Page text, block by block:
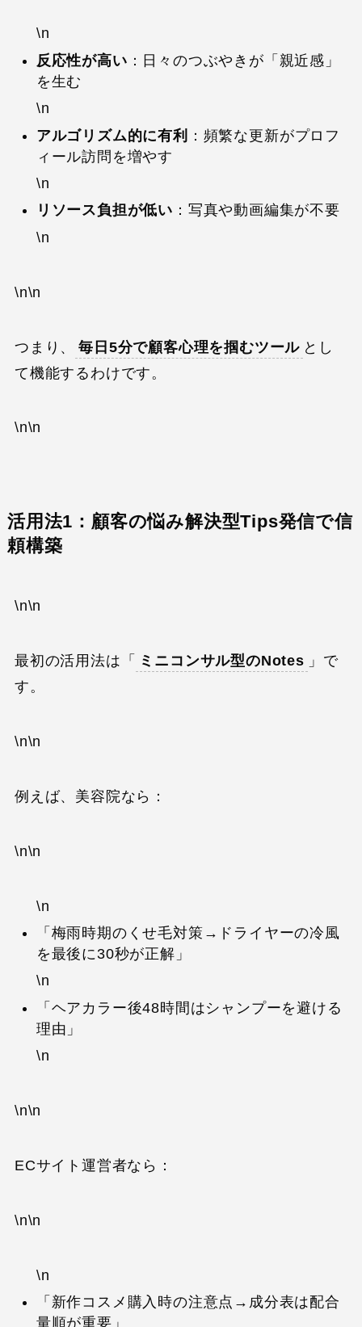
\n
反応性が高い ：日々のつぶやきが「親近感」
を生む
\n
アルゴリズム的に有利
：頻繁な更新がプロフ
ィール訪問を増やす
\n
リソース負担が低い ：写真や動画編集が不要
\n
\n\n
つまり、 毎日5分で顧客心理を掴むツール とし
て機能するわけです。
\n\n
活用法1：顧客の悩み解決型Tips発信で信
頼構築
\n\n
最初の活用法は「 ミニコンサル型のNotes 」で
す。
\n\n
例えば、美容院なら：
\n\n
\n
「梅雨時期のくせ毛対策→ドライヤーの冷風
を最後に30秒が正解」
\n
「ヘアカラー後48時間はシャンプーを避ける
理由」
\n
\n\n
ECサイト運営者なら：
\n\n
\n
「新作コスメ購入時の注意点→成分表は配合
量順が重要」